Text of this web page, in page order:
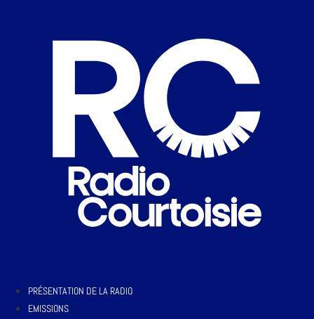
PRÉSENTATION DE LA RADIO
EMISSIONS